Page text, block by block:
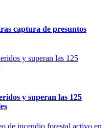
captura de presuntos
y superan las 125